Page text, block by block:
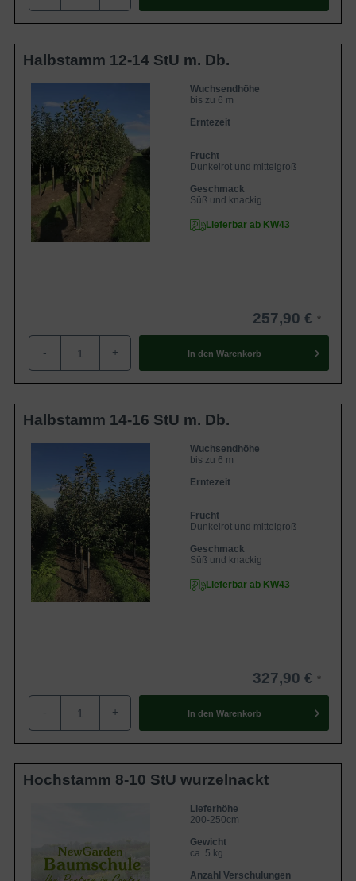
Halbstamm 12-14 StU m. Db.
Wuchsendhöhe
bis zu 6 m
Erntezeit
Frucht
Dunkelrot und mittelgroß
Geschmack
Süß und knackig
Lieferbar ab KW43
257,90 €
- + In den Warenkorb
Halbstamm 14-16 StU m. Db.
Wuchsendhöhe
bis zu 6 m
Erntezeit
Frucht
Dunkelrot und mittelgroß
Geschmack
Süß und knackig
Lieferbar ab KW43
327,90 €
- + In den Warenkorb
Hochstamm 8-10 StU wurzelnackt
Lieferhöhe
200-250cm
Gewicht
ca. 5 kg
Anzahl Verschulungen